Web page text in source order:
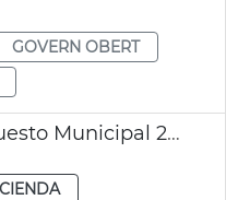
GOVERN OBERT
Pleno debate Presupuesto Municipal 2022